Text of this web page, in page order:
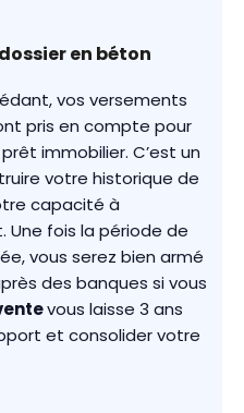
en béton
vos versements
pris en compte pour
immobilier. C’est un
votre historique de
capacité à
Une fois la période de
vous serez bien armé
des banques si vous
vous laisse 3 ans
et consolider votre